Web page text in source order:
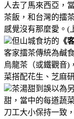
人去了馬來西亞，
茶飯，和台灣的擂
感覺沒有那麼愛。(
但山城食坊的 《
客家擂茶傳統為鹹
烏龍茶（或鐵觀音)
菜搭配花生、芝麻
茶湯甜到誤以為
甜，當中的每道蔬
刀工大小保持一致